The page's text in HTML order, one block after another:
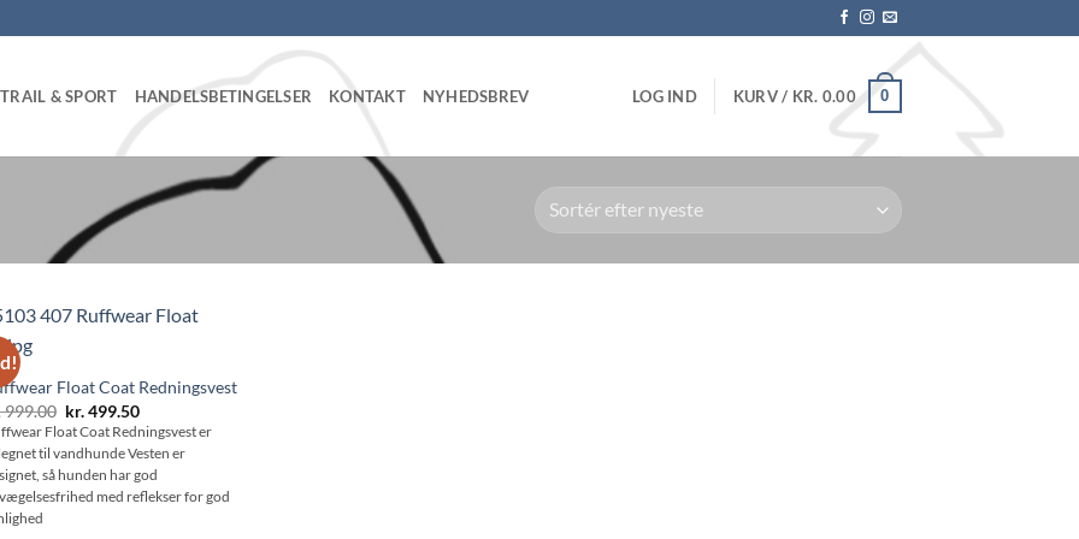
& SPORT HANDELSBETINGELSER KONTAKT NYHEDSBREV LOG IND KURV / KR. 0.00 0
Float Coat Redningsvest
999.00 Den
oprindelige
pris
var:
kr. 999.00.
kr.499.50Den
aktuelle
pris
er:
kr. 499.50.
Float Coat Redningsvest er
til vandhunde Vesten er
så hunden har god
med reflekser for god